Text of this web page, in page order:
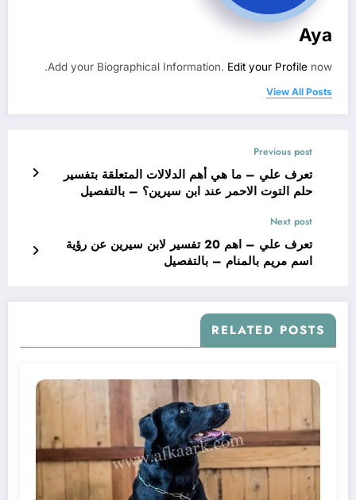
Aya
Add your Biographical Information. Edit your Profile now.
View All Posts
Previous post
تعرف علي – ما هي أهم الدلالات المتعلقة بتفسير
حلم التوت الاحمر عند ابن سيرين؟ – بالتفصيل
Next post
تعرف علي – اهم 20 تفسير لابن سيرين عن رؤية
اسم مريم بالمنام – بالتفصيل
RELATED POSTS